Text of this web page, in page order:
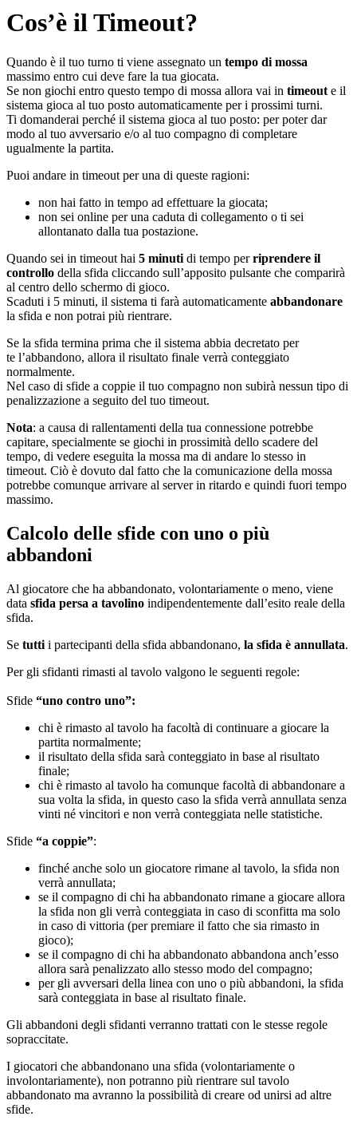
Cos’è il Timeout?
Quando è il tuo turno ti viene assegnato un tempo di mossa
massimo entro cui deve fare la tua giocata.
Se non giochi entro questo tempo di mossa allora vai in timeout e il
sistema gioca al tuo posto automaticamente per i prossimi turni.
Ti domanderai perché il sistema gioca al tuo posto: per poter dar
modo al tuo avversario e/o al tuo compagno di completare
ugualmente la partita.
Puoi andare in timeout per una di queste ragioni:
non hai fatto in tempo ad effettuare la giocata;
non sei online per una caduta di collegamento o ti sei
allontanato dalla tua postazione.
Quando sei in timeout hai 5 minuti di tempo perriprendere il
controllo della sfida cliccando sull’apposito pulsante che comparirà
al centro dello schermo di gioco.
Scaduti i 5 minuti, il sistema ti farà automaticamente abbandonare
la sfida e non potrai più rientrare.
Se la sfida termina prima che il sistema abbia decretato per
te l’abbandono, allora il risultato finale verrà conteggiato
normalmente.
Nel caso di sfide a coppie il tuo compagno non subirà nessun tipo di
penalizzazione a seguito del tuo timeout.
Nota: a causa di rallentamenti della tua connessione potrebbe
capitare, specialmente se giochi in prossimità dello scadere del
tempo, di vedere eseguita la mossa ma di andare lo stesso in
timeout. Ciò è dovuto dal fatto che la comunicazione della mossa
potrebbe comunque arrivare al server in ritardo e quindi fuori tempo
massimo.
Calcolo delle sfide con uno o più
abbandoni
Al giocatore che ha abbandonato, volontariamente o meno, viene
data sfida persa a tavolino indipendentemente dall’esito reale della
sfida.
Se tutti i partecipanti della sfida abbandonano, la sfida è annullata.
Per gli sfidanti rimasti al tavolo valgono le seguenti regole:
Sfide “uno contro uno”:
chi è rimasto al tavolo ha facoltà di continuare a giocare la
partita normalmente;
il risultato della sfida sarà conteggiato in base al risultato
finale;
chi è rimasto al tavolo ha comunque facoltà di abbandonare a
sua volta la sfida, in questo caso la sfida verrà annullata senza
vinti né vincitori e non verrà conteggiata nelle statistiche.
Sfide “a coppie”:
finché anche solo un giocatore rimane al tavolo, la sfida non
verrà annullata;
se il compagno di chi ha abbandonato rimane a giocare allora
la sfida non gli verrà conteggiata in caso di sconfitta ma solo
in caso di vittoria (per premiare il fatto che sia rimasto in
gioco);
se il compagno di chi ha abbandonato abbandona anch’esso
allora sarà penalizzato allo stesso modo del compagno;
per gli avversari della linea con uno o più abbandoni, la sfida
sarà conteggiata in base al risultato finale.
Gli abbandoni degli sfidanti verranno trattati con le stesse regole
sopraccitate.
I giocatori che abbandonano una sfida (volontariamente o
involontariamente), non potranno più rientrare sul tavolo
abbandonato ma avranno la possibilità di creare od unirsi ad altre
sfide.